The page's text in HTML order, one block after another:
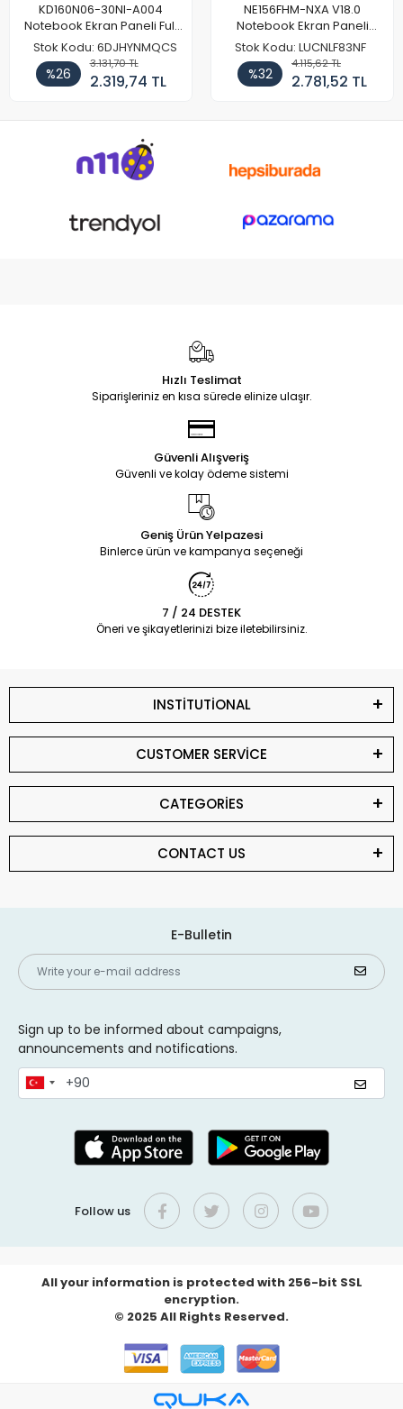
KD160N06-30NI-A004
Notebook Ekran Paneli Full
HD
Stok Kodu: 6DJHYNMQCS
%26
3.131,70 TL
2.319,74 TL
NE156FHM-NXA V18.0
Notebook Ekran Paneli
144Hz
Stok Kodu: LUCNLF83NF
%32
4.115,62 TL
2.781,52 TL
Hızlı Teslimat
Siparişleriniz en kısa sürede elinize ulaşır.
Güvenli Alışveriş
Güvenli ve kolay ödeme sistemi
Geniş Ürün Yelpazesi
Binlerce ürün ve kampanya seçeneği
7 / 24 DESTEK
Öneri ve şikayetlerinizi bize iletebilirsiniz.
INSTİTUTİONAL
CUSTOMER SERVİCE
CATEGORİES
CONTACT US
E-Bulletin
Sign up to be informed about campaigns,
announcements and notifications.
Follow us
All your information is protected with 256-bit SSL
encryption.
© 2025 All Rights Reserved.